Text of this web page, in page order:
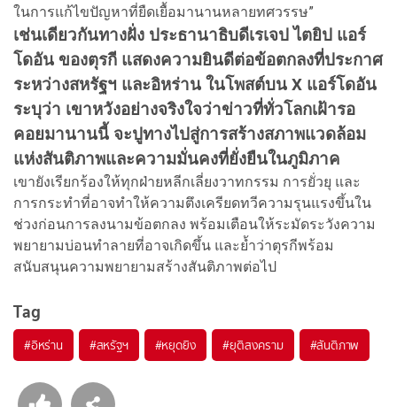
ในการแก้ไขปัญหาที่ยืดเยื้อมานานหลายทศวรรษ”
เช่นเดียวกันทางฝั่ง ประธานาธิบดีเรเจป ไตยิป แอร์
โดอัน ของตุรกี แสดงความยินดีต่อข้อตกลงที่ประกาศ
ระหว่างสหรัฐฯ และอิหร่าน ในโพสต์บน X แอร์โดอัน
ระบุว่า เขาหวังอย่างจริงใจว่าข่าวที่ทั่วโลกเฝ้ารอ
คอยมานานนี้ จะปูทางไปสู่การสร้างสภาพแวดล้อม
แห่งสันติภาพและความมั่นคงที่ยั่งยืนในภูมิภาค
เขายังเรียกร้องให้ทุกฝ่ายหลีกเลี่ยงวาทกรรม การยั่วยุ และ
การกระทำที่อาจทำให้ความตึงเครียดทวีความรุนแรงขึ้นใน
ช่วงก่อนการลงนามข้อตกลง พร้อมเตือนให้ระมัดระวังความ
พยายามบ่อนทำลายที่อาจเกิดขึ้น และย้ำว่าตุรกีพร้อม
สนับสนุนความพยายามสร้างสันติภาพต่อไป
Tag
#อิหร่าน #สหรัฐฯ #หยุดยิง #ยุติสงคราม #สันติภาพ